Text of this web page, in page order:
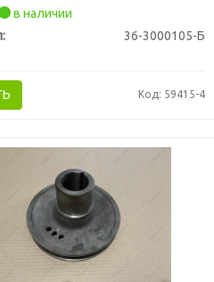
в наличии
36-3000105-Б
Код: 59415-4